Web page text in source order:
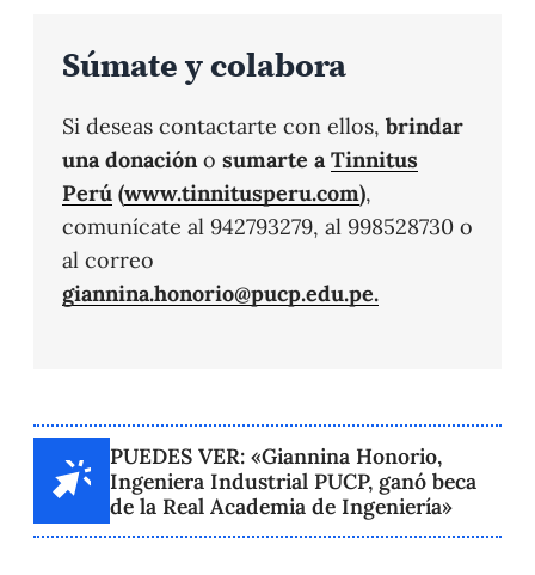
Súmate y colabora
Si deseas contactarte con ellos, brindar
una donación o sumarte aTinnitus
Perú (www.tinnitusperu.com),
comunícate al 942793279, al 998528730 o
al correo
giannina.honorio@pucp.edu.pe.
PUEDES VER: «Giannina Honorio,
Ingeniera Industrial PUCP, ganó beca
de la Real Academia de Ingeniería»